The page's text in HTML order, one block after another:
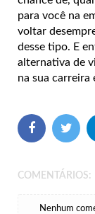
para você na
voltar
desse tipo. E
alternativa de
na sua carreira
COMENTÁRIOS:
Nenhum